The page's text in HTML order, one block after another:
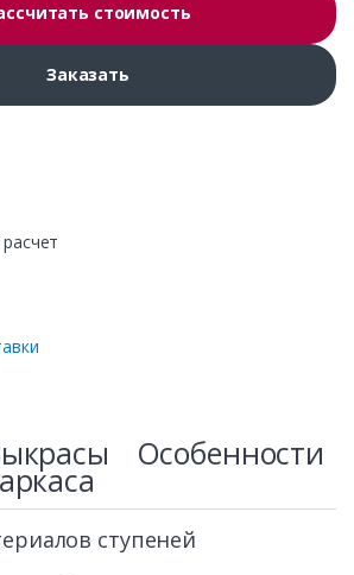
стоимость
Заказать
Особенности
ступеней